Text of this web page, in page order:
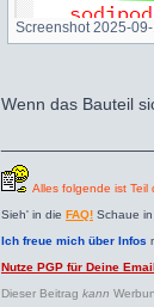
Screenshot 2025-
Wenn das Bauteil
Alles folgende ist Teil
Sieh' in die FAQ! Schaue in
Ich freue mich über Infos
Nutze PGP für Deine
Dieser Beitrag kann